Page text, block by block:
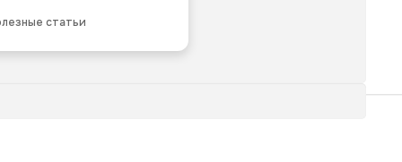
статьи